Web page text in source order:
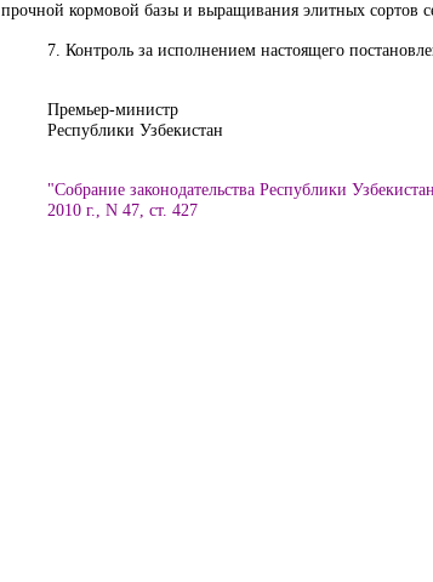
прочной кормовой базы и выращивания элитных сортов
7. Контроль за исполнением настоящего
Премьер-министр
Республики Узбекистан Ш.
"Собрание законодательства Республики
2010 г., N 47, ст. 427